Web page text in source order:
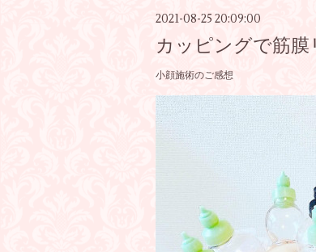
2021-08-25 20:09:00
カッピングで筋膜
小顔施術のご感想